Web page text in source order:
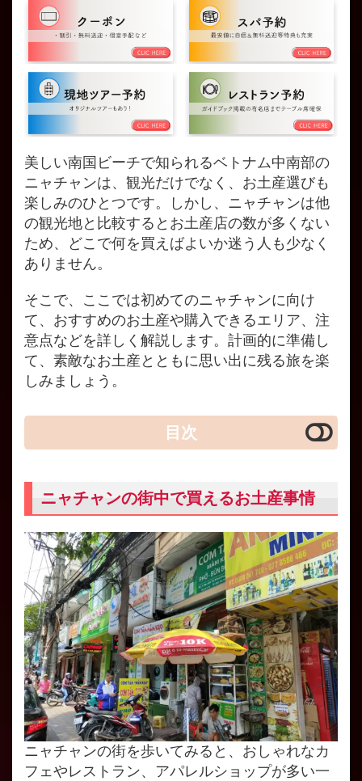
美しい南国ビーチで知られるベトナム中南部の
ニャチャンは、観光だけでなく、お土産選びも
楽しみのひとつです。しかし、ニャチャンは他
の観光地と比較するとお土産店の数が多くない
ため、どこで何を買えばよいか迷う人も少なく
ありません。
そこで、ここでは初めてのニャチャンに向け
て、おすすめのお土産や購入できるエリア、注
意点などを詳しく解説します。計画的に準備し
て、素敵なお土産とともに思い出に残る旅を楽
しみましょう。
目次
ニャチャンの街中で買えるお土産事情
ニャチャンの街を歩いてみると、おしゃれなカ
フェやレストラン、アパレルショップが多い一